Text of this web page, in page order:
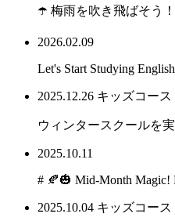
☂️ 梅雨を吹き飛ばそう！
2026.02.09
Let's Start Studying
2025.12.26 キッズコース
ウィンタースクールを
2025.10.11
# 🍂🎃 Mid-Month Magic!
2025.10.04 キッズコース